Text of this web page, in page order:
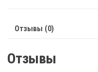
Отзывы (0)
Отзывы